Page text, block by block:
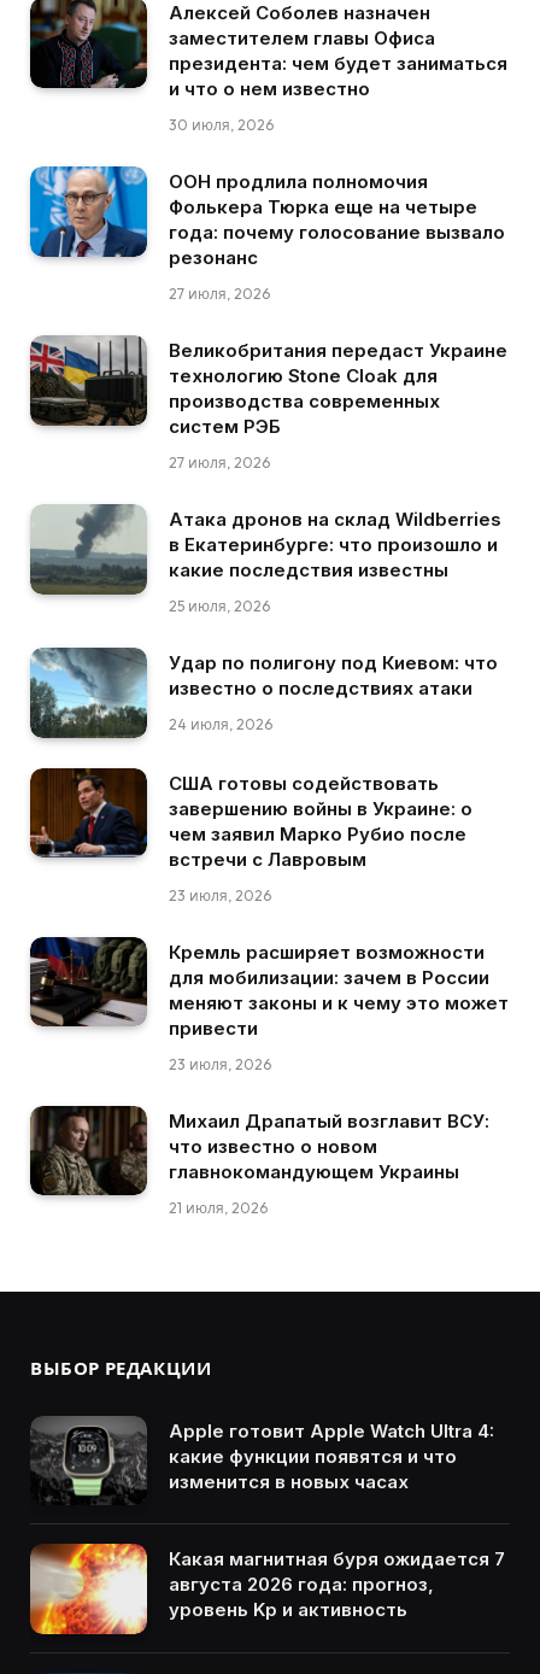
Алексей Соболев назначен
заместителем главы Офиса
президента: чем будет заниматься
и что о нем известно
30 июля, 2026
ООН продлила полномочия
Фолькера Тюрка еще на четыре
года: почему голосование вызвало
резонанс
27 июля, 2026
Великобритания передаст Украине
технологию Stone Cloak для
производства современных
систем РЭБ
27 июля, 2026
Атака дронов на склад Wildberries
в Екатеринбурге: что произошло и
какие последствия известны
25 июля, 2026
Удар по полигону под Киевом: что
известно о последствиях атаки
24 июля, 2026
США готовы содействовать
завершению войны в Украине: о
чем заявил Марко Рубио после
встречи с Лавровым
23 июля, 2026
Кремль расширяет возможности
для мобилизации: зачем в России
меняют законы и к чему это может
привести
23 июля, 2026
Михаил Драпатый возглавит ВСУ:
что известно о новом
главнокомандующем Украины
21 июля, 2026
ВЫБОР РЕДАКЦИИ
Apple готовит Apple Watch Ultra 4:
какие функции появятся и что
изменится в новых часах
Какая магнитная буря ожидается 7
августа 2026 года: прогноз,
уровень Kp и активность